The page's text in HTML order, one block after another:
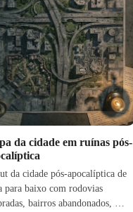
da cidade em ruínas pós-
da cidade pós-apocalíptica de
para baixo com rodovias
bairros abandonados,